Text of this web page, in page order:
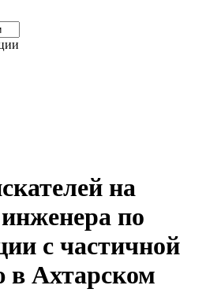
на
по
с частичной
в Ахтарском